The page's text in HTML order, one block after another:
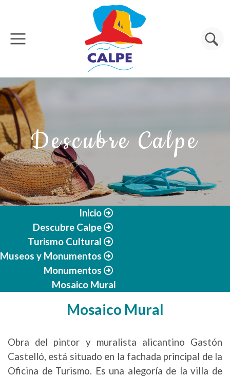
Pasar al contenido principal
Buscar
Descubre Calpe
Inicio
Descubre Calpe
Turismo Cultural
Museos y Monumentos
Monumentos
Mosaico Mural
Mosaico Mural
Obra del pintor y muralista alicantino Gastón
Castelló, está situado en la fachada principal de la
Oficina de Turismo. Es una alegoría de la villa de